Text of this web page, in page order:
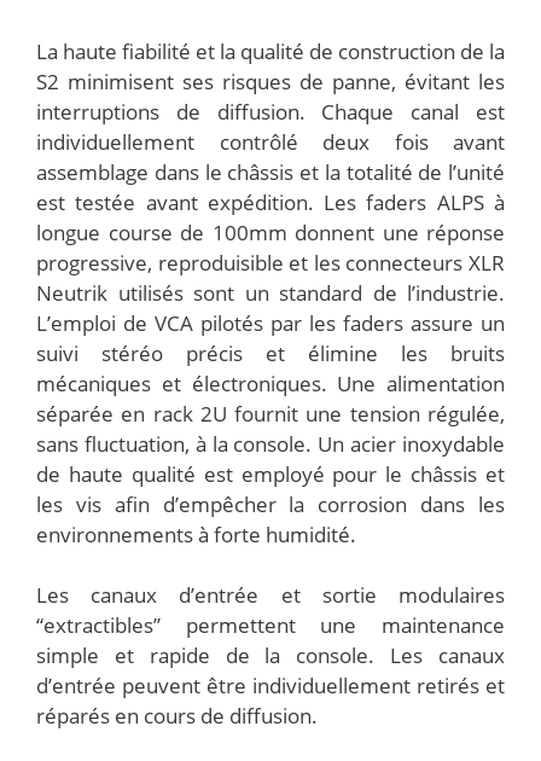
La haute fiabilité et la qualité de construction de la
S2 minimisent ses risques de panne, évitant les
interruptions de diffusion. Chaque canal est
individuellement contrôlé deux fois avant
assemblage dans le châssis et la totalité de l’unité
est testée avant expédition. Les faders ALPS à
longue course de 100mm donnent une réponse
progressive, reproduisible et les connecteurs XLR
Neutrik utilisés sont un standard de l’industrie.
L’emploi de VCA pilotés par les faders assure un
suivi stéréo précis et élimine les bruits
mécaniques et électroniques. Une alimentation
séparée en rack 2U fournit une tension régulée,
sans fluctuation, à la console. Un acier inoxydable
de haute qualité est employé pour le châssis et
les vis afin d’empêcher la corrosion dans les
environnements à forte humidité.
Les canaux d’entrée et sortie modulaires
“extractibles” permettent une maintenance
simple et rapide de la console. Les canaux
d’entrée peuvent être individuellement retirés et
réparés en cours de diffusion.